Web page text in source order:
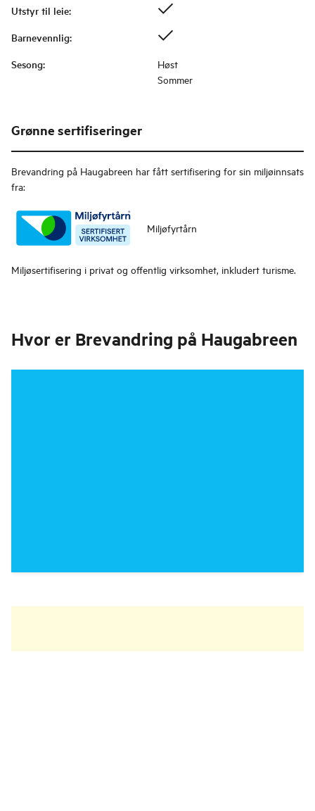
Utstyr til leie:
Barnevennlig:
Sesong:
Høst
Sommer
Grønne sertifiseringer
Brevandring på Haugabreen har fått sertifisering for sin miljøinnsats
fra:
Miljøfyrtårn
Miljøsertifisering i privat og offentlig virksomhet, inkludert turisme.
Hvor er Brevandring på Haugabreen